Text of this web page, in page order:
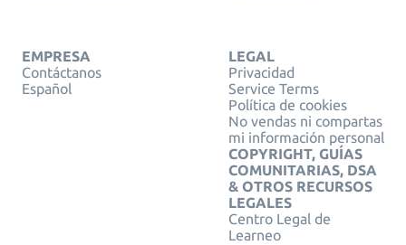
EMPRESA
Contáctanos
Español
LEGAL
Privacidad
Service Terms
Política de cookies
No vendas ni compartas
mi información personal
COPYRIGHT, GUÍAS
COMUNITARIAS, DSA
& OTROS RECURSOS
LEGALES
Centro Legal de
Learneo